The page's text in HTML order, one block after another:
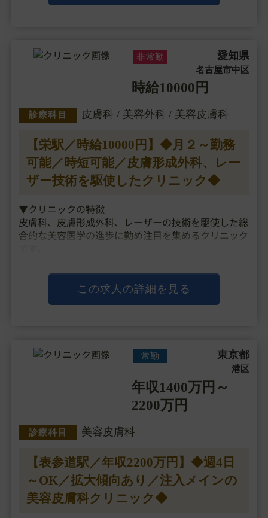
非常勤 愛知県
名古屋市中区
時給10000円
診療科目 皮膚科 / 美容外科 / 美容皮膚科
【栄駅／時給10000円】◆月２～勤務
可能／時短可能／皮膚形成外科、レー
ザー技術を駆使したクリニック◆
▼クリニックの特徴
皮膚科、皮膚形成外科、レーザーの技術を駆使した総
合的な美容医学の進歩に勤め注目を集めるクリニック
技術を取り入れたクオリティーの高い総合美容医療と
患者の立場にたった丁寧なカウンセリングを行うこと
をモットーとしています。
この求人の詳細を見る
常勤 東京都
港区
年収1400万円～
2200万円
診療科目 美容皮膚科
【表参道駅／年収2200万円】◆週4日
～OK／拡大傾向あり／注入メインの
美容皮膚科クリニック◆